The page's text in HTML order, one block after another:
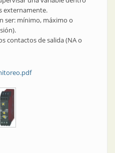
externamente.
ser: mínimo, máximo o
contactos de salida (NA o